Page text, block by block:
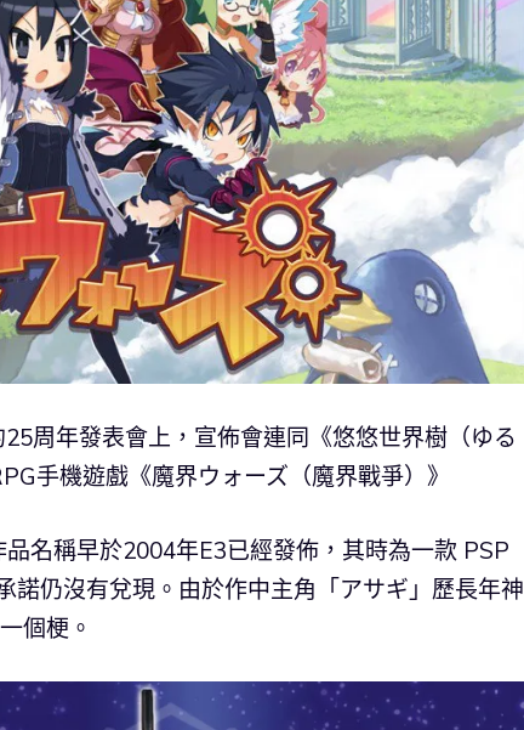
周年發表會上，宣佈會連同《悠悠世界樹（ゆる
手機遊戲《魔界ウォーズ（魔界戰爭）》
名稱早於2004年E3已經發佈，其時為一款 PSP
仍沒有兌現。由於作中主角「アサギ」歷長年神
個梗。